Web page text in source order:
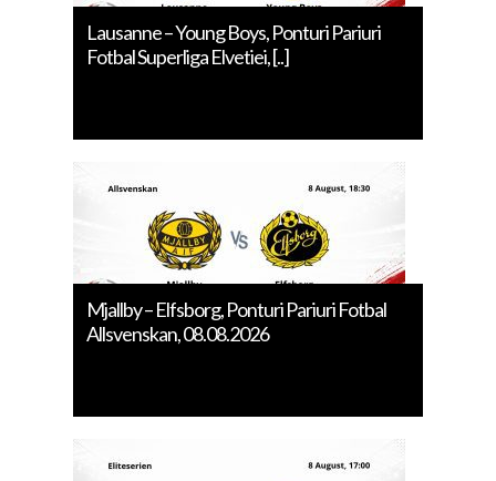
Lausanne – Young Boys, Ponturi Pariuri
Fotbal Superliga Elvetiei, [..]
Mjallby – Elfsborg, Ponturi Pariuri Fotbal
Allsvenskan, 08.08.2026